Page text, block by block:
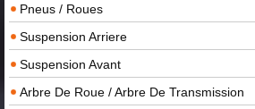
Pneus / Roues
Suspension Arriere
Suspension Avant
Arbre De Roue / Arbre De Transmission